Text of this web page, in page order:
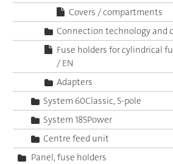
Covers / compartments
Connection technology and
Fuse holders for cylindrical
/ EN
Adapters
System 60Classic, 5-pole
System 185Power
Centre feed unit
Panel, fuse holders